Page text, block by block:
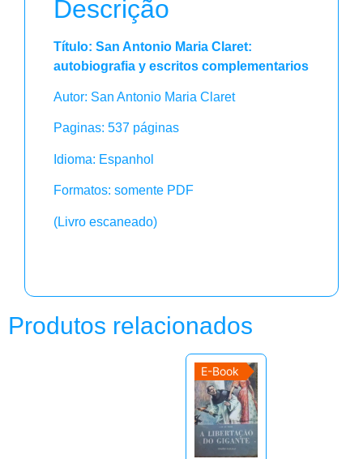
Descrição
Título: San Antonio Maria Claret:
autobiografia y escritos complementarios
Autor: San Antonio Maria Claret
Paginas: 537 páginas
Idioma: Espanhol
Formatos: somente PDF
(Livro escaneado)
Produtos relacionados
E-Book